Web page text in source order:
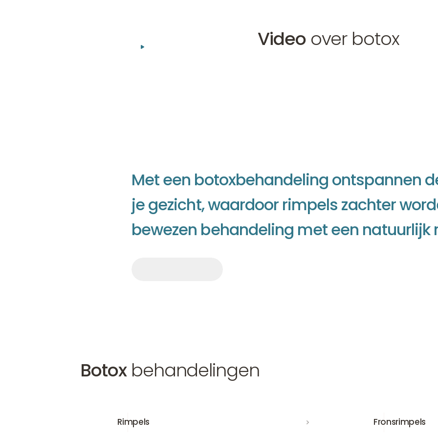
Videoover botox
Alles over een botoxbehandeling
Meteen botoxbehandeling ontspannen d
jegezicht,waardoor rimpels zachterword
bewezen behandeling meteen natuurlijk
Botoxbehandelingen
Rimpels FronsrimpelsFronsrimpels